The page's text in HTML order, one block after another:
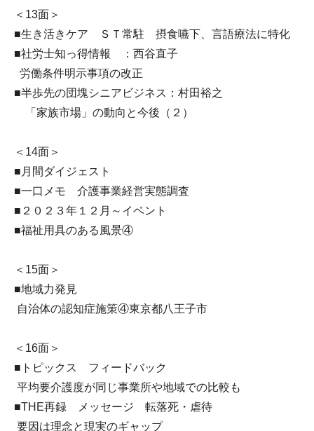
＜13面＞
■生き活きケア ＳＴ常駐 摂食嚥下、言語療法に特化
■社労士知っ得情報 ：西谷直子
労働条件明示事項の改正
■半歩先の団塊シニアビジネス：村田裕之
「家族市場」の動向と今後（２）
＜14面＞
■月間ダイジェスト
■一口メモ 介護事業経営実態調査
■２０２３年１２月～イベント
■福祉用具のある風景④
＜15面＞
■地域力発見
自治体の認知症施策④東京都八王子市
＜16面＞
■トピックス フィードバック
平均要介護度が同じ事業所や地域での比較も
■THE再録 メッセージ 転落死・虐待
要因は理念と現実のギャップ